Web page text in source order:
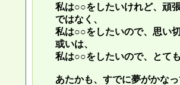
私は○○をしたいけれど、頑張
ではなく、
私は○○をしたいので、思い切
或いは、
私は○○をしたいので、とても
あたかも、すでに夢がかなっ